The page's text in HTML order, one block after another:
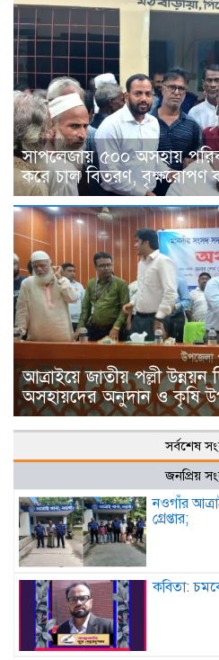
সাপলেজায় ৫০০ অসহায়
করে চাল বিতরণ, বৃক্ষরোপণ
আত্রাইয়ে জাতীয় পল্লী
অসহায়দের অনুদান ও কৃষি
সর্বশেষ
জনপ্রিয়
নওগাঁর
গ্রেপ্তার;
কবিতা: